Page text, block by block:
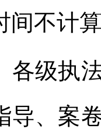
间不计
执法
导、案